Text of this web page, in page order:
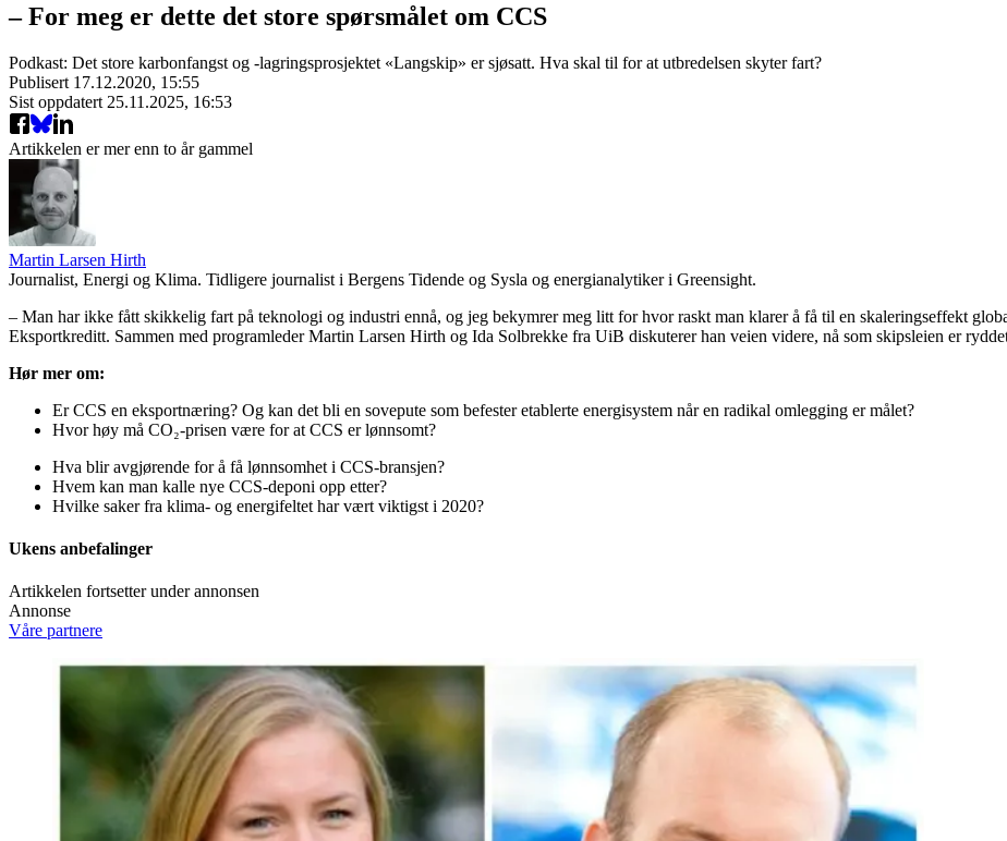
– For meg er dette det store spørsmålet om CCS
Podkast: Det store karbonfangst og -lagringsprosjektet «Langskip» er sjøsatt. Hva skal til for at utbredelsen skyter fart?
Publisert 17.12.2020, 15:55
Sist oppdatert 25.11.2025, 16:53
Artikkelen er mer enn to år gammel
Martin Larsen Hirth
Journalist, Energi og Klima. Tidligere journalist i Bergens Tidende og Sysla og energianalytiker i Greensight.
– Man har ikke fått skikkelig fart på teknologi og industri ennå, og jeg bekymrer meg litt for hvor raskt man klarer å få til en skaleringseffekt
Eksportkreditt. Sammen med programleder Martin Larsen Hirth og Ida Solbrekke fra UiB diskuterer han veien videre, nå som skipsleien er
Hør mer om:
Er CCS en eksportnæring? Og kan det bli en sovepute som befester etablerte energisystem når en radikal omlegging er målet?
Hvor høy må CO₂-prisen være for at CCS er lønnsomt?
Hva blir avgjørende for å få lønnsomhet i CCS-bransjen?
Hvem kan man kalle nye CCS-deponi opp etter?
Hvilke saker fra klima- og energifeltet har vært viktigst i 2020?
Ukens anbefalinger
Artikkelen fortsetter under annonsen
Annonse
Våre partnere